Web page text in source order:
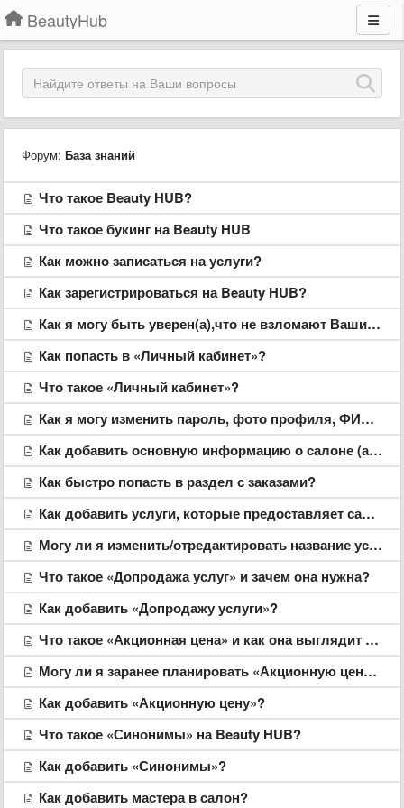
BeautyHub
Форум: База знаний
Что такое Beauty HUB?
Что такое букинг на Beauty HUB
Как можно записаться на услуги?
Как зарегистрироваться на Beauty HUB?
Как я могу быть уверен(а),что не взломают Ваши сервера,а также,что все мои данные, включая кассу и клиентскую базу будут доступны только мне?
Как попасть в «Личный кабинет»?
Что такое «Личный кабинет»?
Как я могу изменить пароль, фото профиля, ФИО, мобильный телефон, e-mail?
Как добавить основную информацию о салоне (адрес, логотип, описание, график работы)
Как быстро попасть в раздел с заказами?
Как добавить услуги, которые предоставляет салон/мастер?
Могу ли я изменить/отредактировать название услуги?
Что такое «Допродажа услуг» и зачем она нужна?
Как добавить «Допродажу услуги»?
Что такое «Акционная цена» и как она выглядит для клиентов?
Могу ли я заранее планировать «Акционную цену»?
Как добавить «Акционную цену»?
Что такое «Синонимы» на Beauty HUB?
Как добавить «Синонимы»?
Как добавить мастера в салон?